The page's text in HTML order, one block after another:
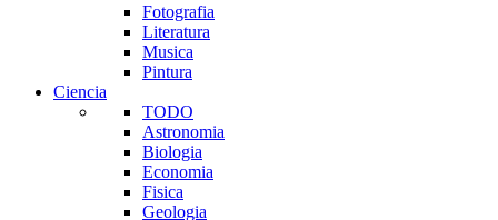
Fotografia
Literatura
Musica
Pintura
Ciencia
TODO
Astronomia
Biologia
Economia
Fisica
Geologia